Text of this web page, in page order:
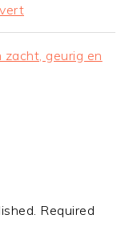
zacht, geurig en
Required